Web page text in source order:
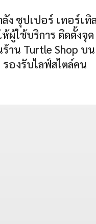
ง ซุปเปอร์ เทอร์เทิล
ผู้ใช้บริการ ติดตั้งจุด
ร้าน Turtle Shop บน
องรับไลฟ์สไตล์คน